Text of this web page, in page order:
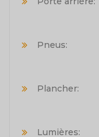
Pneus:
Plancher:
Lumières: